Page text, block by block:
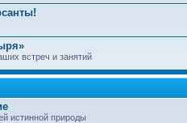
встреч и занятий
истинной природы